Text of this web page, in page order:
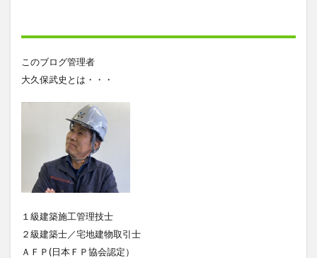
このブログ管理者
大久保武史とは・・・
１級建築施工管理技士
２級建築士／宅地建物取引士
ＡＦＰ(日本ＦＰ協会認定）